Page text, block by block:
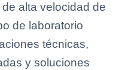
alta velocidad de
de laboratorio
técnicas,
y soluciones